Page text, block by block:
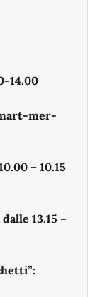
14.00
mer-
– 10.15
13.15 –